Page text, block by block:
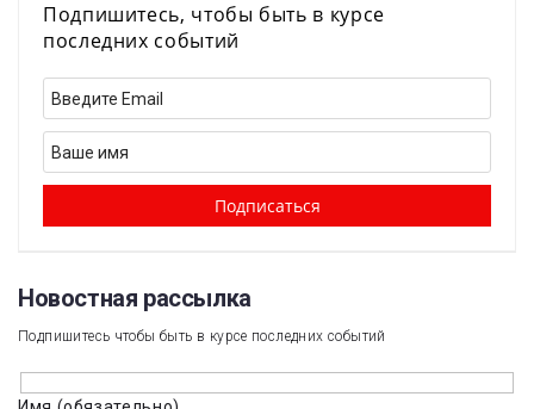
Подпишитесь, чтобы быть в курсе
последних событий
Новостная рассылка​
Подпишитесь чтобы быть в курсе последних событий